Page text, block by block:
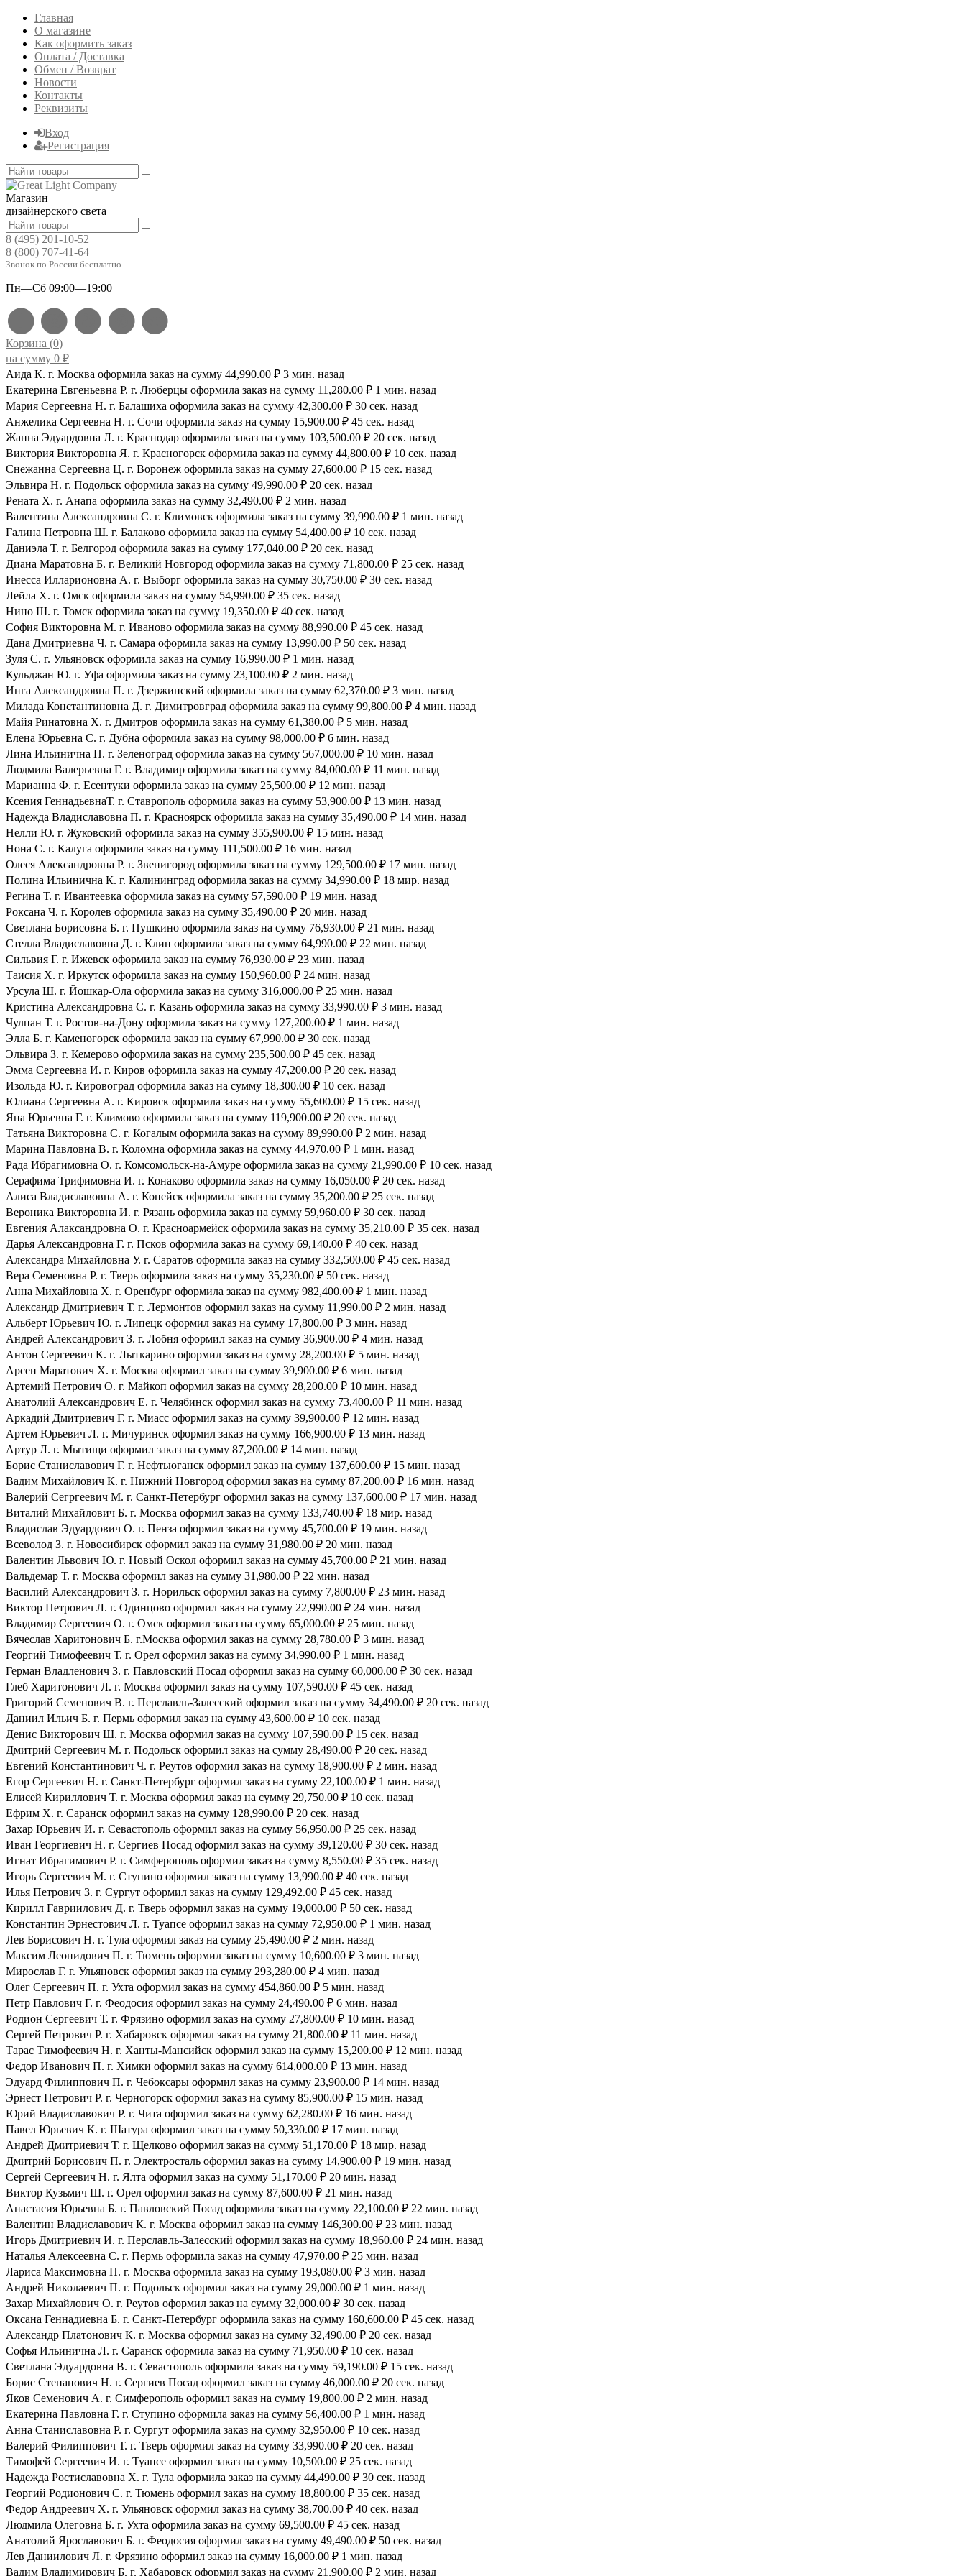
Главная
О магазине
Как оформить заказ
Оплата / Доставка
Обмен / Возврат
Новости
Контакты
Реквизиты
Вход
Регистрация
Магазин
дизайнерского света
8 (495) 201-10-52
8 (800) 707-41-64
Звонок по России бесплатно
Пн—Сб 09:00—19:00
Корзина (0)
на сумму 0 ₽
Аида К. г. Москва оформила заказ на сумму 44,990.00 ₽ 3 мин. назад
Екатерина Евгеньевна Р. г. Люберцы оформила заказ на сумму 11,280.00 ₽ 1 мин. назад
Мария Сергеевна H. г. Балашиха оформила заказ на сумму 42,300.00 ₽ 30 сек. назад
Анжелика Сергеевна Н. г. Сочи оформила заказ на сумму 15,900.00 ₽ 45 сек. назад
Жанна Эдуардовна Л. г. Краснодар оформила заказ на сумму 103,500.00 ₽ 20 сек. назад
Виктория Викторовна Я. г. Красногорск оформила заказ на сумму 44,800.00 ₽ 10 сек. назад
Снежанна Сергеевна Ц. г. Воронеж оформила заказ на сумму 27,600.00 ₽ 15 сек. назад
Эльвира Н. г. Подольск оформила заказ на сумму 49,990.00 ₽ 20 сек. назад
Рената Х. г. Анапа оформила заказ на сумму 32,490.00 ₽ 2 мин. назад
Валентина Александровна С. г. Климовск оформила заказ на сумму 39,990.00 ₽ 1 мин. назад
Галина Петровна Ш. г. Балаково оформила заказ на сумму 54,400.00 ₽ 10 сек. назад
Даниэла Т. г. Белгород оформила заказ на сумму 177,040.00 ₽ 20 сек. назад
Диана Маратовна Б. г. Великий Новгород оформила заказ на сумму 71,800.00 ₽ 25 сек. назад
Инесса Илларионовна А. г. Выборг оформила заказ на сумму 30,750.00 ₽ 30 сек. назад
Лейла Х. г. Омск оформила заказ на сумму 54,990.00 ₽ 35 сек. назад
Нино Ш. г. Томск оформила заказ на сумму 19,350.00 ₽ 40 сек. назад
София Викторовна М. г. Иваново оформила заказ на сумму 88,990.00 ₽ 45 сек. назад
Дана Дмитриевна Ч. г. Самара оформила заказ на сумму 13,990.00 ₽ 50 сек. назад
Зуля С. г. Ульяновск оформила заказ на сумму 16,990.00 ₽ 1 мин. назад
Кульджан Ю. г. Уфа оформила заказ на сумму 23,100.00 ₽ 2 мин. назад
Инга Александровна П. г. Дзержинский оформила заказ на сумму 62,370.00 ₽ 3 мин. назад
Милада Константиновна Д. г. Димитровград оформила заказ на сумму 99,800.00 ₽ 4 мин. назад
Майя Ринатовна Х. г. Дмитров оформила заказ на сумму 61,380.00 ₽ 5 мин. назад
Елена Юрьевна С. г. Дубна оформила заказ на сумму 98,000.00 ₽ 6 мин. назад
Лина Ильинична П. г. Зеленоград оформила заказ на сумму 567,000.00 ₽ 10 мин. назад
Людмила Валерьевна Г. г. Владимир оформила заказ на сумму 84,000.00 ₽ 11 мин. назад
Марианна Ф. г. Есентуки оформила заказ на сумму 25,500.00 ₽ 12 мин. назад
Ксения ГеннадьевнаТ. г. Ставрополь оформила заказ на сумму 53,900.00 ₽ 13 мин. назад
Надежда Владиславовна П. г. Красноярск оформила заказ на сумму 35,490.00 ₽ 14 мин. назад
Нелли Ю. г. Жуковский оформила заказ на сумму 355,900.00 ₽ 15 мин. назад
Нона С. г. Калуга оформила заказ на сумму 111,500.00 ₽ 16 мин. назад
Олеся Александровна Р. г. Звенигород оформила заказ на сумму 129,500.00 ₽ 17 мин. назад
Полина Ильинична К. г. Калининград оформила заказ на сумму 34,990.00 ₽ 18 мир. назад
Регина Т. г. Ивантеевка оформила заказ на сумму 57,590.00 ₽ 19 мин. назад
Роксана Ч. г. Королев оформила заказ на сумму 35,490.00 ₽ 20 мин. назад
Светлана Борисовна Б. г. Пушкино оформила заказ на сумму 76,930.00 ₽ 21 мин. назад
Стелла Владиславовна Д. г. Клин оформила заказ на сумму 64,990.00 ₽ 22 мин. назад
Сильвия Г. г. Ижевск оформила заказ на сумму 76,930.00 ₽ 23 мин. назад
Таисия Х. г. Иркутск оформила заказ на сумму 150,960.00 ₽ 24 мин. назад
Урсула Ш. г. Йошкар-Ола оформила заказ на сумму 316,000.00 ₽ 25 мин. назад
Кристина Александровна С. г. Казань оформила заказ на сумму 33,990.00 ₽ 3 мин. назад
Чулпан Т. г. Ростов-на-Дону оформила заказ на сумму 127,200.00 ₽ 1 мин. назад
Элла Б. г. Каменогорск оформила заказ на сумму 67,990.00 ₽ 30 сек. назад
Эльвира З. г. Кемерово оформила заказ на сумму 235,500.00 ₽ 45 сек. назад
Эмма Сергеевна И. г. Киров оформила заказ на сумму 47,200.00 ₽ 20 сек. назад
Изольда Ю. г. Кировоград оформила заказ на сумму 18,300.00 ₽ 10 сек. назад
Юлиана Сергеевна А. г. Кировск оформила заказ на сумму 55,600.00 ₽ 15 сек. назад
Яна Юрьевна Г. г. Климово оформила заказ на сумму 119,900.00 ₽ 20 сек. назад
Татьяна Викторовна С. г. Когалым оформила заказ на сумму 89,990.00 ₽ 2 мин. назад
Марина Павловна В. г. Коломна оформила заказ на сумму 44,970.00 ₽ 1 мин. назад
Рада Ибрагимовна О. г. Комсомольск-на-Амуре оформила заказ на сумму 21,990.00 ₽ 10 сек. назад
Серафима Трифимовна И. г. Конаково оформила заказ на сумму 16,050.00 ₽ 20 сек. назад
Алиса Владиславовна А. г. Копейск оформила заказ на сумму 35,200.00 ₽ 25 сек. назад
Вероника Викторовна И. г. Рязань оформила заказ на сумму 59,960.00 ₽ 30 сек. назад
Евгения Алаксандровна О. г. Красноармейск оформила заказ на сумму 35,210.00 ₽ 35 сек. назад
Дарья Александровна Г. г. Псков оформила заказ на сумму 69,140.00 ₽ 40 сек. назад
Александра Михайловна У. г. Саратов оформила заказ на сумму 332,500.00 ₽ 45 сек. назад
Вера Семеновна Р. г. Тверь оформила заказ на сумму 35,230.00 ₽ 50 сек. назад
Анна Михайловна Х. г. Оренбург оформила заказ на сумму 982,400.00 ₽ 1 мин. назад
Александр Дмитриевич Т. г. Лермонтов оформил заказ на сумму 11,990.00 ₽ 2 мин. назад
Альберт Юрьевич Ю. г. Липецк оформил заказ на сумму 17,800.00 ₽ 3 мин. назад
Андрей Александрович З. г. Лобня оформил заказ на сумму 36,900.00 ₽ 4 мин. назад
Антон Сергеевич К. г. Лыткарино оформил заказ на сумму 28,200.00 ₽ 5 мин. назад
Арсен Маратович Х. г. Москва оформил заказ на сумму 39,900.00 ₽ 6 мин. назад
Артемий Петрович О. г. Майкоп оформил заказ на сумму 28,200.00 ₽ 10 мин. назад
Анатолий Александрович Е. г. Челябинск оформил заказ на сумму 73,400.00 ₽ 11 мин. назад
Аркадий Дмитриевич Г. г. Миасс оформил заказ на сумму 39,900.00 ₽ 12 мин. назад
Артем Юрьевич Л. г. Мичуринск оформил заказ на сумму 166,900.00 ₽ 13 мин. назад
Артур Л. г. Мытищи оформил заказ на сумму 87,200.00 ₽ 14 мин. назад
Борис Станиславович Г. г. Нефтьюганск оформил заказ на сумму 137,600.00 ₽ 15 мин. назад
Вадим Михайлович К. г. Нижний Новгород оформил заказ на сумму 87,200.00 ₽ 16 мин. назад
Валерий Сегргеевич М. г. Санкт-Петербург оформил заказ на сумму 137,600.00 ₽ 17 мин. назад
Виталий Михайлович Б. г. Москва оформил заказ на сумму 133,740.00 ₽ 18 мир. назад
Владислав Эдуардович О. г. Пенза оформил заказ на сумму 45,700.00 ₽ 19 мин. назад
Всеволод З. г. Новосибирск оформил заказ на сумму 31,980.00 ₽ 20 мин. назад
Валентин Львович Ю. г. Новый Оскол оформил заказ на сумму 45,700.00 ₽ 21 мин. назад
Вальдемар Т. г. Москва оформил заказ на сумму 31,980.00 ₽ 22 мин. назад
Василий Александрович З. г. Норильск оформил заказ на сумму 7,800.00 ₽ 23 мин. назад
Виктор Петрович Л. г. Одинцово оформил заказ на сумму 22,990.00 ₽ 24 мин. назад
Владимир Сергеевич О. г. Омск оформил заказ на сумму 65,000.00 ₽ 25 мин. назад
Вячеслав Харитонович Б. г.Москва оформил заказ на сумму 28,780.00 ₽ 3 мин. назад
Георгий Тимофеевич Т. г. Орел оформил заказ на сумму 34,990.00 ₽ 1 мин. назад
Герман Владленович З. г. Павловский Посад оформил заказ на сумму 60,000.00 ₽ 30 сек. назад
Глеб Харитонович Л. г. Москва оформил заказ на сумму 107,590.00 ₽ 45 сек. назад
Григорий Семенович В. г. Перславль-Залесский оформил заказ на сумму 34,490.00 ₽ 20 сек. назад
Даниил Ильич Б. г. Пермь оформил заказ на сумму 43,600.00 ₽ 10 сек. назад
Денис Викторович Ш. г. Москва оформил заказ на сумму 107,590.00 ₽ 15 сек. назад
Дмитрий Сергеевич М. г. Подольск оформил заказ на сумму 28,490.00 ₽ 20 сек. назад
Евгений Константинович Ч. г. Реутов оформил заказ на сумму 18,900.00 ₽ 2 мин. назад
Егор Сергеевич Н. г. Санкт-Петербург оформил заказ на сумму 22,100.00 ₽ 1 мин. назад
Елисей Кириллович Т. г. Москва оформил заказ на сумму 29,750.00 ₽ 10 сек. назад
Ефрим Х. г. Саранск оформил заказ на сумму 128,990.00 ₽ 20 сек. назад
Захар Юрьевич И. г. Севастополь оформил заказ на сумму 56,950.00 ₽ 25 сек. назад
Иван Георгиевич Н. г. Сергиев Посад оформил заказ на сумму 39,120.00 ₽ 30 сек. назад
Игнат Ибрагимович Р. г. Симферополь оформил заказ на сумму 8,550.00 ₽ 35 сек. назад
Игорь Сергеевич М. г. Ступино оформил заказ на сумму 13,990.00 ₽ 40 сек. назад
Илья Петрович З. г. Сургут оформил заказ на сумму 129,492.00 ₽ 45 сек. назад
Кирилл Гавриилович Д. г. Тверь оформил заказ на сумму 19,000.00 ₽ 50 сек. назад
Константин Эрнестович Л. г. Туапсе оформил заказ на сумму 72,950.00 ₽ 1 мин. назад
Лев Борисович Н. г. Тула оформил заказ на сумму 25,490.00 ₽ 2 мин. назад
Максим Леонидович П. г. Тюмень оформил заказ на сумму 10,600.00 ₽ 3 мин. назад
Мирослав Г. г. Ульяновск оформил заказ на сумму 293,280.00 ₽ 4 мин. назад
Олег Сергеевич П. г. Ухта оформил заказ на сумму 454,860.00 ₽ 5 мин. назад
Петр Павлович Г. г. Феодосия оформил заказ на сумму 24,490.00 ₽ 6 мин. назад
Родион Сергеевич Т. г. Фрязино оформил заказ на сумму 27,800.00 ₽ 10 мин. назад
Сергей Петрович Р. г. Хабаровск оформил заказ на сумму 21,800.00 ₽ 11 мин. назад
Тарас Тимофеевич Н. г. Ханты-Мансийск оформил заказ на сумму 15,200.00 ₽ 12 мин. назад
Федор Иванович П. г. Химки оформил заказ на сумму 614,000.00 ₽ 13 мин. назад
Эдуард Филиппович П. г. Чебоксары оформил заказ на сумму 23,900.00 ₽ 14 мин. назад
Эрнест Петрович Р. г. Черногорск оформил заказ на сумму 85,900.00 ₽ 15 мин. назад
Юрий Владиславович Р. г. Чита оформил заказ на сумму 62,280.00 ₽ 16 мин. назад
Павел Юрьевич К. г. Шатура оформил заказ на сумму 50,330.00 ₽ 17 мин. назад
Андрей Дмитриевич Т. г. Щелково оформил заказ на сумму 51,170.00 ₽ 18 мир. назад
Дмитрий Борисович П. г. Электросталь оформил заказ на сумму 14,900.00 ₽ 19 мин. назад
Сергей Сергеевич Н. г. Ялта оформил заказ на сумму 51,170.00 ₽ 20 мин. назад
Виктор Кузьмич Ш. г. Орел оформил заказ на сумму 87,600.00 ₽ 21 мин. назад
Анастасия Юрьевна Б. г. Павловский Посад оформила заказ на сумму 22,100.00 ₽ 22 мин. назад
Валентин Владиславович К. г. Москва оформил заказ на сумму 146,300.00 ₽ 23 мин. назад
Игорь Дмитриевич И. г. Перславль-Залесский оформил заказ на сумму 18,960.00 ₽ 24 мин. назад
Наталья Алексеевна С. г. Пермь оформила заказ на сумму 47,970.00 ₽ 25 мин. назад
Лариса Максимовна П. г. Москва оформила заказ на сумму 193,080.00 ₽ 3 мин. назад
Андрей Николаевич П. г. Подольск оформил заказ на сумму 29,000.00 ₽ 1 мин. назад
Захар Михайлович О. г. Реутов оформил заказ на сумму 32,000.00 ₽ 30 сек. назад
Оксана Геннадиевна Б. г. Санкт-Петербург оформила заказ на сумму 160,600.00 ₽ 45 сек. назад
Александр Платонович К. г. Москва оформил заказ на сумму 32,490.00 ₽ 20 сек. назад
Софья Ильинична Л. г. Саранск оформила заказ на сумму 71,950.00 ₽ 10 сек. назад
Светлана Эдуардовна В. г. Севастополь оформила заказ на сумму 59,190.00 ₽ 15 сек. назад
Борис Степанович Н. г. Сергиев Посад оформил заказ на сумму 46,000.00 ₽ 20 сек. назад
Яков Семенович А. г. Симферополь оформил заказ на сумму 19,800.00 ₽ 2 мин. назад
Екатерина Павловна Г. г. Ступино оформила заказ на сумму 56,400.00 ₽ 1 мин. назад
Анна Станиславовна Р. г. Сургут оформила заказ на сумму 32,950.00 ₽ 10 сек. назад
Валерий Филиппович Т. г. Тверь оформил заказ на сумму 33,990.00 ₽ 20 сек. назад
Тимофей Сергеевич И. г. Туапсе оформил заказ на сумму 10,500.00 ₽ 25 сек. назад
Надежда Ростиславовна Х. г. Тула оформила заказ на сумму 44,490.00 ₽ 30 сек. назад
Георгий Родионович С. г. Тюмень оформил заказ на сумму 18,800.00 ₽ 35 сек. назад
Федор Андреевич Х. г. Ульяновск оформил заказ на сумму 38,700.00 ₽ 40 сек. назад
Людмила Олеговна Б. г. Ухта оформила заказ на сумму 69,500.00 ₽ 45 сек. назад
Анатолий Ярославович Б. г. Феодосия оформил заказ на сумму 49,490.00 ₽ 50 сек. назад
Лев Даниилович Л. г. Фрязино оформил заказ на сумму 16,000.00 ₽ 1 мин. назад
Вадим Владимирович Б. г. Хабаровск оформил заказ на сумму 21,900.00 ₽ 2 мин. назад